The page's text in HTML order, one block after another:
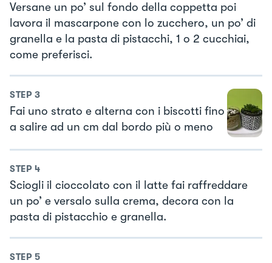
Versane un po’ sul fondo della coppetta poi
lavora il mascarpone con lo zucchero, un po’ di
granella e la pasta di pistacchi, 1 o 2 cucchiai,
come preferisci.
STEP 3
Fai uno strato e alterna con i biscotti fino
a salire ad un cm dal bordo più o meno
STEP 4
Sciogli il cioccolato con il latte fai raffreddare
un po’ e versalo sulla crema, decora con la
pasta di pistacchio e granella.
STEP 5